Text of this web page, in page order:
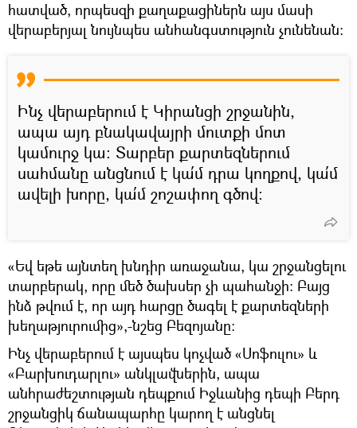
հատված, որպեսզի քաղաքացիներն այս մասի
վերաբերյալ նույնպես անհանգստություն չունենան:
Ինչ վերաբերում է Կիրանցի շրջանին,
ապա այդ բնակավայրի մուտքի մոտ
կամուրջ կա։ Տարբեր քարտեզներում
սահմանը անցնում է կա՛մ դրա կողքով, կա՛մ
ավելի խորը, կա՛մ շոշափող գծով:
«Եվ եթե այնտեղ խնդիր առաջանա, կա շրջանցելու
տարբերակ, որը մեծ ծախսեր չի պահանջի։ Բայց
ինձ թվում է, որ այդ հարցը ծագել է քարտեզների
խեղաթյուրումից»,-նշեց Բեզոյանը։
Ինչ վերաբերում է այսպես կոչված «Սոֆուլու» և
«Բարխուդարլու» անկլավներին, ապա
անհրաժեշտության դեպքում Իջևանից դեպի Բերդ
շրջանցիկ ճանապարհը կարող է անցնել